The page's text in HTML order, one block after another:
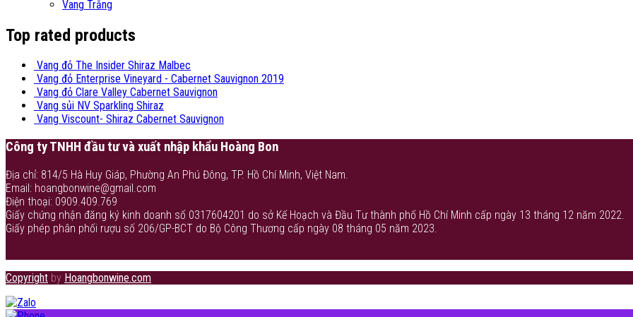
Vang Trắng
Top rated products
Vang đỏ The Insider Shiraz Malbec
Vang đỏ Enterprise Vineyard - Cabernet Sauvignon 2019
Vang đỏ Clare Valley Cabernet Sauvignon
Vang sủi NV Sparkling Shiraz
Vang Viscount- Shiraz Cabernet Sauvignon
Công ty TNHH đầu tư và xuất nhập khẩu Hoàng Bon
Địa chỉ: 814/5 Hà Huy Giáp, Phường An Phú Đông, TP. Hồ Chí Minh, Việt Nam.
Email: hoangbonwine@gmail.com
Điện thoại: 0909.409.769
Giấy chứng nhận đăng ký kinh doanh số 0317604201 do sở Kế Hoạch và Đầu Tư thành phố Hồ Chí Minh cấp ngày 13 tháng 12 năm 2022.
Giấy phép phân phối rượu số 206/GP-BCT do Bộ Công Thương cấp ngày 08 tháng 05 năm 2023.
Copyright by Hoangbonwine.com